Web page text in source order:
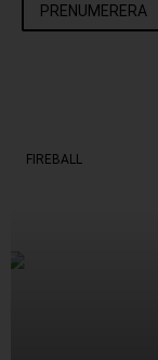
PRENUMERERA
FIREBALL